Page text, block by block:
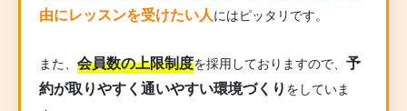
由にレッスンを受けたい人にはピッタリです。
また、 会員数の上限制度を採用しておりますので、 予
約が取りやすく通いやすい環境づくり をしていま